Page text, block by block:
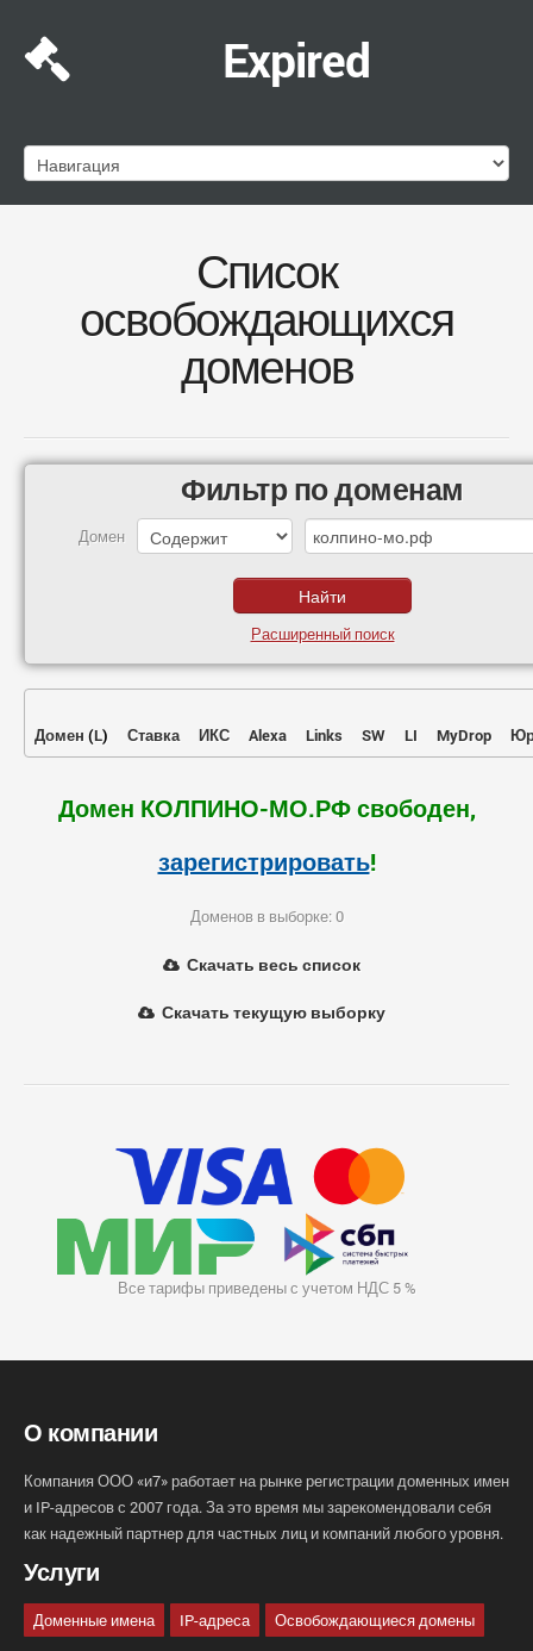
Expired
Список
освобождающихся
доменов
Фильтр по доменам
Домен
Расширенный поиск
Домен (L) Ставка ИКС Alexa Links SW LI MyDrop
Домен КОЛПИНО-МО.РФ свободен,
зарегистрировать!
Доменов в выборке: 0
Скачать весь список
Скачать текущую выборку
Все тарифы приведены с учетом НДС 5 %
О компании
Компания ООО «и7» работает на рынке регистрации доменных имен
и IP-адресов с 2007 года. За это время мы зарекомендовали себя
как надежный партнер для частных лиц и компаний любого уровня.
Услуги
Доменные имена IP-адреса Освобождающиеся домены